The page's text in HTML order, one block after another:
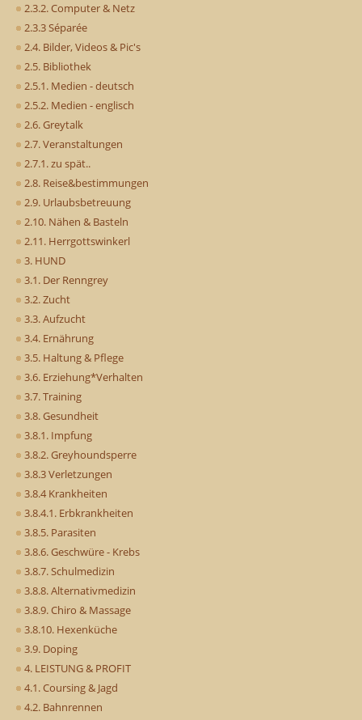
2.3.2. Computer & Netz
2.3.3 Séparée
2.4. Bilder, Videos & Pic's
2.5. Bibliothek
2.5.1. Medien - deutsch
2.5.2. Medien - englisch
2.6. Greytalk
2.7. Veranstaltungen
2.7.1. zu spät..
2.8. Reise&bestimmungen
2.9. Urlaubsbetreuung
2.10. Nähen & Basteln
2.11. Herrgottswinkerl
3. HUND
3.1. Der Renngrey
3.2. Zucht
3.3. Aufzucht
3.4. Ernährung
3.5. Haltung & Pflege
3.6. Erziehung*Verhalten
3.7. Training
3.8. Gesundheit
3.8.1. Impfung
3.8.2. Greyhoundsperre
3.8.3 Verletzungen
3.8.4 Krankheiten
3.8.4.1. Erbkrankheiten
3.8.5. Parasiten
3.8.6. Geschwüre - Krebs
3.8.7. Schulmedizin
3.8.8. Alternativmedizin
3.8.9. Chiro & Massage
3.8.10. Hexenküche
3.9. Doping
4. LEISTUNG & PROFIT
4.1. Coursing & Jagd
4.2. Bahnrennen